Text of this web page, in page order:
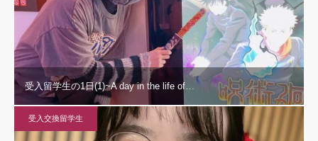
受入留学生の1日(1)~A day in the life of…
受入交換留学生